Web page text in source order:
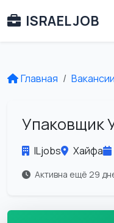
ISRAEL JOB
Главная Вакансии
Упаковщик
ILjobs Хайфа
Активна ещё 29